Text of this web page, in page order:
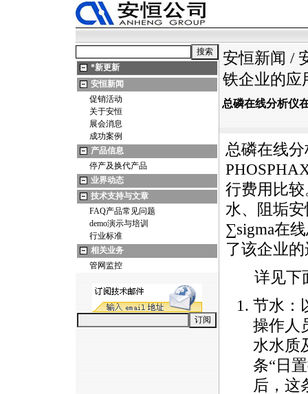
*新更新
安恒新闻
促销活动
关于安恒
展会消息
成功案例
产品信息
停产及换代产品
业界动态
技术支持与文章
FAQ产品常见问题
demo演示与培训
行业标准
相关业务
管网监控
安恒新闻 /
铁企业的应
总磷在线分析仪
总磷在线
行费用比
水、阻垢
∑sigma在
了该企业
详见下
节水：
操作人
水水质
条“日
后，这